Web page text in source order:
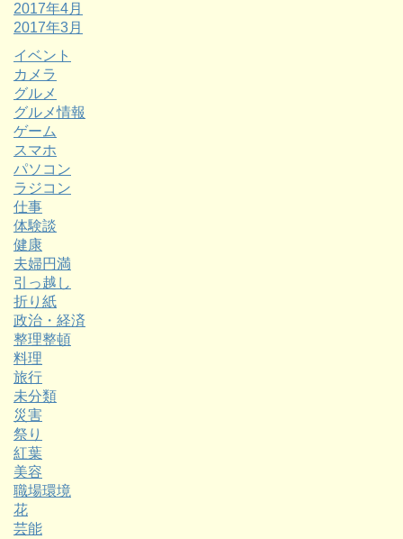
2017年4月
2017年3月
イベント
カメラ
グルメ
グルメ情報
ゲーム
スマホ
パソコン
ラジコン
仕事
体験談
健康
夫婦円満
引っ越し
折り紙
政治・経済
整理整頓
料理
旅行
未分類
災害
祭り
紅葉
美容
職場環境
花
芸能